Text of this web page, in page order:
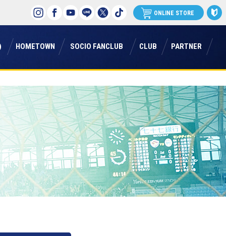
ONLINE STORE
ホームタウン
HOMETOWN ソシオファンクラブ
SOCIO FANCLUB クラブ
CLUB パートナー
PARTNER